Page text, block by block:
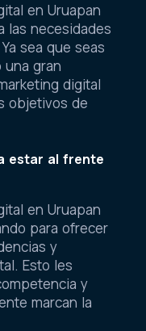
en Uruapan
las necesidades
sea que seas
una gran
digital
objetivos de
estar al frente
en Uruapan
para ofrecer
y
Esto les
y
marcan la